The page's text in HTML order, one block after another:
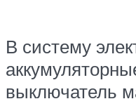
В систему
выключатель